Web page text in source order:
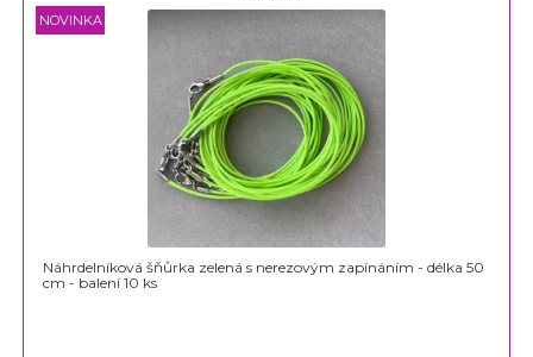
Náhrdelníková šňůrka zelená s nerezovým zapínáním - délka 50
cm - balení 10 ks